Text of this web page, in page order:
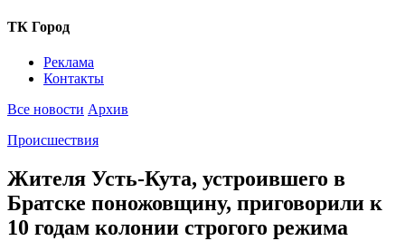
ТК Город
Реклама
Контакты
Все новости Архив
Происшествия
Жителя Усть-Кута, устроившего в
Братске поножовщину, приговорили к
10 годам колонии строгого режима